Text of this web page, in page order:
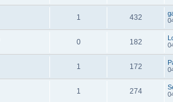
1 432
0 182
1 172
1 274